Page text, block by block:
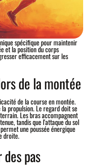
spécifique pour maintenir
et la position du corps
efficacement sur les
de la montée
de la course en montée.
propulsion. Le regard doit se
Les bras accompagnent
tandis que l'attaque du sol
une poussée énergique
droite.
pas